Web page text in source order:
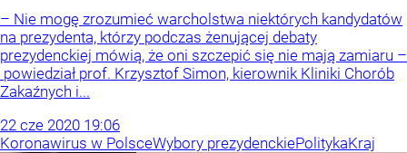
– Nie mogę zrozumieć warcholstwa niektórych kandydatów
na prezydenta, którzy podczas żenującej debaty
prezydenckiej mówią, że oni szczepić się nie mają zamiaru –
powiedział prof. Krzysztof Simon, kierownik Kliniki Chorób
Zakaźnych i...
22 cze 2020 19:06
Koronawirus w PolsceWybory prezydenckiePolitykaKraj